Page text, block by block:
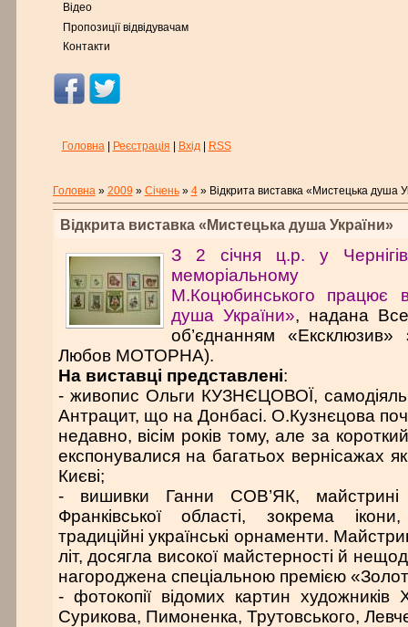
Відео
Пропозиції відвідувачам
Контакти
Головна| Реєстрація Вхід| RSS
Головна» 2009 » Січень » 4» Відкрита виставка «Мистецька душа
Відкрита виставка «Мистецька душа України»
З 2 січня ц.р. у
меморіальному
М.Коцюбинського працює
душа України», надана
об’єднанням
Любов МОТОРНА).
На виставці представлені:
- живопис Ольги КУЗНЄЦОВОЇ,
Антрацит, що на Донбасі. О.Кузнєцова
недавно, вісім років тому, але за
експонувалися на багатьох вернісажах як
Києві;
- вишивки Ганни СОВ’ЯК,
Франківської області, зокрема
традиційні українські орнаменти.
літ, досягла високої майстерності й
нагороджена спеціальною премією
- фотокопії відомих картин художників
Сурикова, Пимоненка, Трутовського,